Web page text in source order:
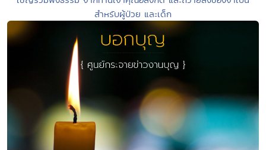
สำหรับผู้ป่วย และเด็ก